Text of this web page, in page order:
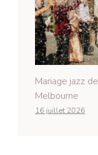
Mariage jazz
Melbourne
16 juillet 2026